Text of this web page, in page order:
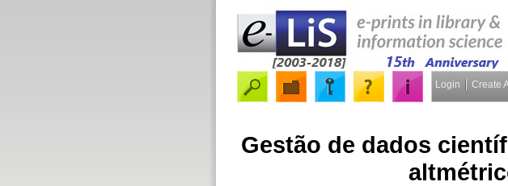
Login Create
Gestão de dados